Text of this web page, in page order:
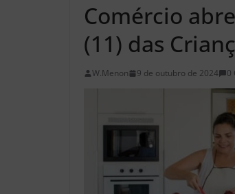
Comércio
(11) das
W.Menon 9 de outubro de 2024 0